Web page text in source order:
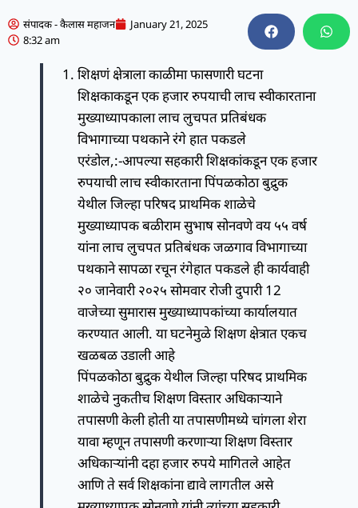
संपादक - कैलास महाजन
January 21, 2025
8:32 am
शिक्षणं क्षेत्राला काळीमा फासणारी घटना
शिक्षकाकडून एक हजार रुपयाची लाच स्वीकारताना
मुख्याध्यापकाला लाच लुचपत प्रतिबंधक
विभागाच्या पथकाने रंगे हात पकडले
एरंडोल,:-आपल्या सहकारी शिक्षकांकडून एक हजार
रुपयाची लाच स्वीकारताना पिंपळकोठा बुद्रुक
येथील जिल्हा परिषद प्राथमिक शाळेचे
मुख्याध्यापक बळीराम सुभाष सोनवणे वय ५५ वर्ष
यांना लाच लुचपत प्रतिबंधक जळगाव विभागाच्या
पथकाने सापळा रचून रंगेहात पकडले ही कार्यवाही
२० जानेवारी २०२५ सोमवार रोजी दुपारी 12
वाजेच्या सुमारास मुख्याध्यापकांच्या कार्यालयात
करण्यात आली. या घटनेमुळे शिक्षण क्षेत्रात एकच
खळबळ उडाली आहे
पिंपळकोठा बुद्रुक येथील जिल्हा परिषद प्राथमिक
शाळेचे नुकतीच शिक्षण विस्तार अधिकाऱ्याने
तपासणी केली होती या तपासणीमध्ये चांगला शेरा
यावा म्हणून तपासणी करणाऱ्या शिक्षण विस्तार
अधिकाऱ्यांनी दहा हजार रुपये मागितले आहेत
आणि ते सर्व शिक्षकांना द्यावे लागतील असे